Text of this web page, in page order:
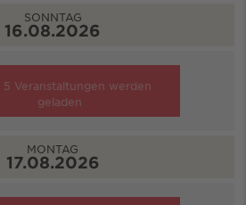
SONNTAG
16.08.2026
5 Veranstaltungen werden
geladen
MONTAG
17.08.2026